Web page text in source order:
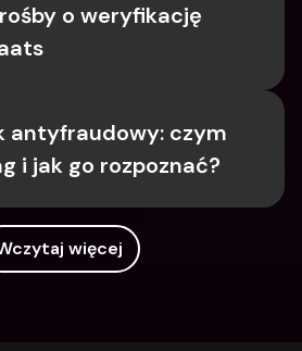
o weryfikację
antyfraudowy: czym
i jak go rozpoznać?
więcej